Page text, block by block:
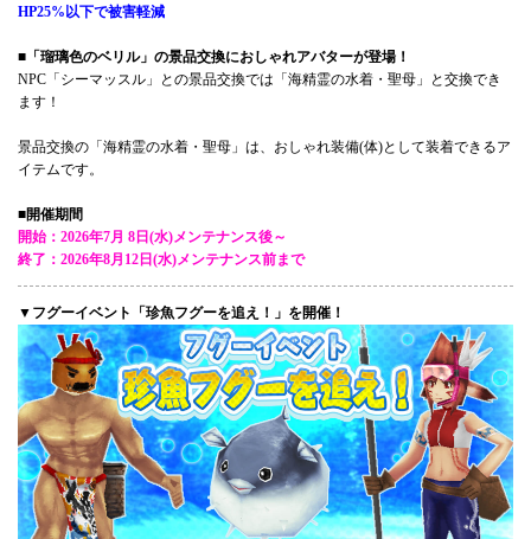
HP25%以下で被害軽減
■「瑠璃色のベリル」の景品交換におしゃれアバターが登場！
NPC「シーマッスル」との景品交換では「海精霊の水着・聖母」と交換でき
ます！
景品交換の「海精霊の水着・聖母」は、おしゃれ装備(体)として装着できるア
イテムです。
■開催期間
開始：2026年7月 8日(水)メンテナンス後～
終了：2026年8月12日(水)メンテナンス前まで
▼フグーイベント「珍魚フグーを追え！」を開催！